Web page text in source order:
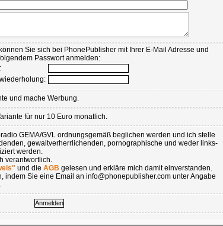
Sie sich bei PhonePublisher mit Ihrer E-Mail Adresse und
Passwort anmelden:
und mache Werbung.
für nur 10 Euro monatlich.
GEMA/GVL ordnungsgemäß beglichen werden und ich stelle
gewaltverherrlichenden, pornographische und weder links-
werden.
verantwortlich.
und die AGB gelesen und erkläre mich damit einverstanden.
indem Sie eine Email an info@phonepublisher.com unter Angabe